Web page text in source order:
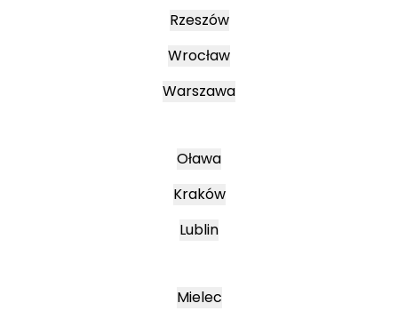
Rzeszów
Wrocław
Warszawa
Oława
Kraków
Lublin
Mielec